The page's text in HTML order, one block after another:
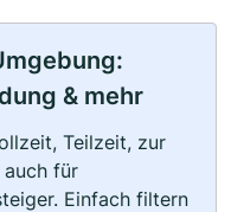
& mehr
Teilzeit, zur
für
Einfach filtern